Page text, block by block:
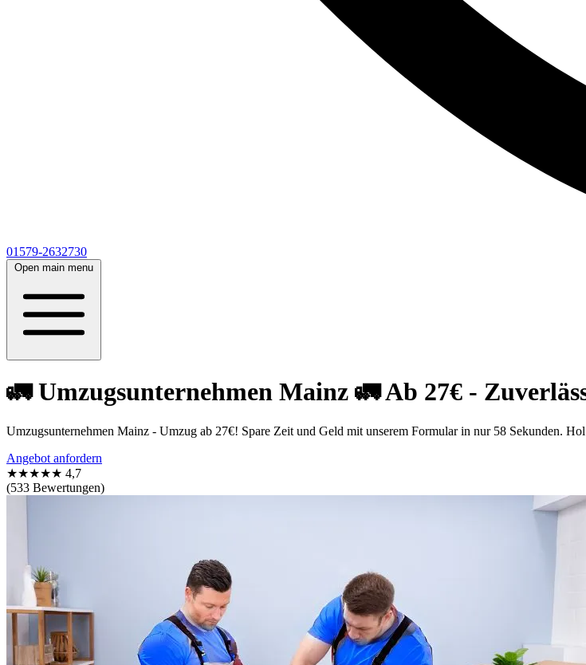
01579-2632730
Open main menu
🚛 Umzugsunternehmen Mainz 🚛 Ab 27€ -
Umzugsunternehmen Mainz - Umzug ab 27€! Spare Zeit und Geld mit unserem Formular in nur 58 Sekunden.
Angebot anfordern
★★★★★ 4,7
(533 Bewertungen)